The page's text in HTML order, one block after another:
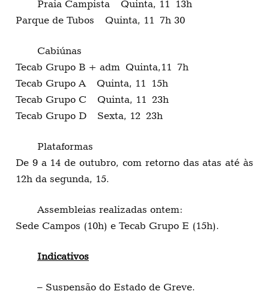
Praia Campista Quinta, 11 13h
Parque de Tubos Quinta, 11 7h 30
Cabiúnas
Tecab Grupo B + adm Quinta,11 7h
Tecab Grupo A Quinta, 11 15h
Tecab Grupo C Quinta, 11 23h
Tecab Grupo D Sexta, 12 23h
Plataformas
De 9 a 14 de outubro, com retorno das atas até às
12h da segunda, 15.
Assembleias realizadas ontem:
Sede Campos (10h) e Tecab Grupo E (15h).
Indicativos
– Suspensão do Estado de Greve.